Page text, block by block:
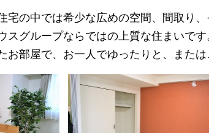
宅の中では希少な広めの空間、間取り
スグループならではの上質な住まいです
お部屋で、お一人でゆったりと、または